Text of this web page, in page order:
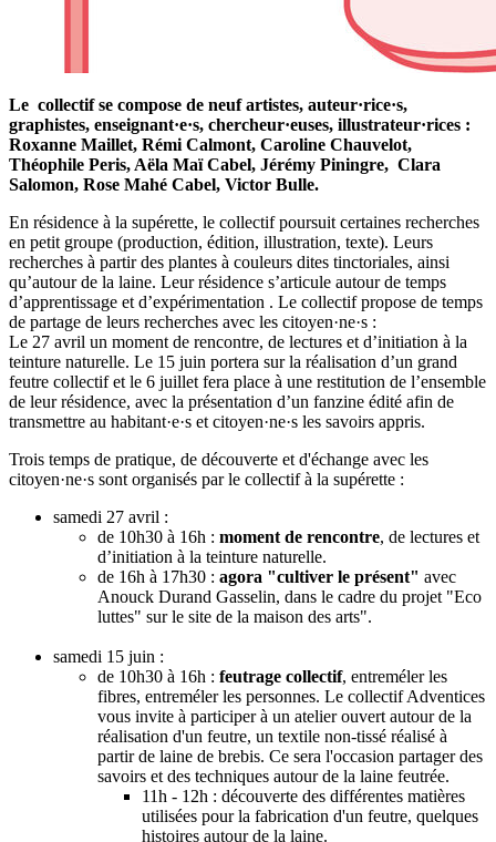
Le collectif se compose de neuf artistes, auteur·rice·s,
graphistes, enseignant·e·s, chercheur·euses, illustrateur·rices :
Roxanne Maillet, Rémi Calmont, Caroline Chauvelot,
Théophile Peris, Aëla Maï Cabel, Jérémy Piningre, Clara
Salomon, Rose Mahé Cabel, Victor Bulle.
En résidence à la supérette, le collectif poursuit certaines recherches
en petit groupe (production, édition, illustration, texte). Leurs
recherches à partir des plantes à couleurs dites tinctoriales, ainsi
qu’autour de la laine. Leur résidence s’articule autour de temps
d’apprentissage et d’expérimentation . Le collectif propose de temps
de partage de leurs recherches avec les citoyen·ne·s :
Le 27 avril un moment de rencontre, de lectures et d’initiation à la
teinture naturelle. Le 15 juin portera sur la réalisation d’un grand
feutre collectif et le 6 juillet fera place à une restitution de l’ensemble
de leur résidence, avec la présentation d’un fanzine édité afin de
transmettre au habitant·e·s et citoyen·ne·s les savoirs appris.
Trois temps de pratique, de découverte et d'échange avec les
citoyen·ne·s sont organisés par le collectif à la supérette :
samedi 27 avril :
de 10h30 à 16h : moment de rencontre, de lectures et
d’initiation à la teinture naturelle.
de 16h à 17h30 : agora "cultiver le présent" avec
Anouck Durand Gasselin, dans le cadre du projet "Eco
luttes" sur le site de la maison des arts".
samedi 15 juin :
de 10h30 à 16h : feutrage collectif, entreméler les
fibres, entreméler les personnes. Le collectif Adventices
vous invite à participer à un atelier ouvert autour de la
réalisation d'un feutre, un textile non-tissé réalisé à
partir de laine de brebis. Ce sera l'occasion partager des
savoirs et des techniques autour de la laine feutrée.
11h - 12h : découverte des différentes matières
utilisées pour la fabrication d'un feutre, quelques
histoires autour de la laine.